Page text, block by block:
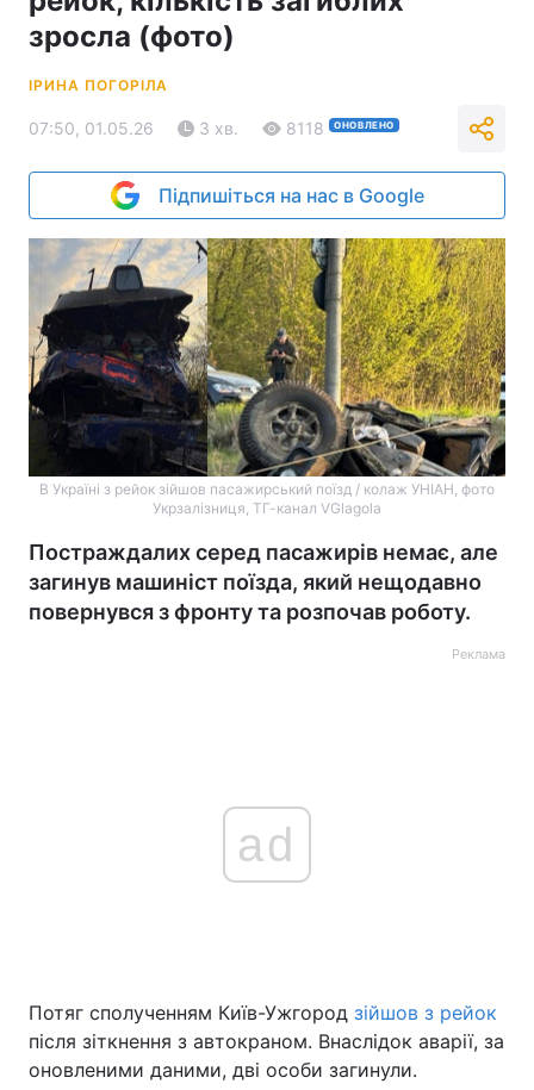
зросла (фото)
ІРИНА ПОГОРІЛА
07:50, 01.05.26 3 хв. 8118 ОНОВЛЕНО
Підпишіться на нас в Google
В Україні з рейок зійшов пасажирський поїзд / колаж УНІАН, фото
Укрзалізниця, ТГ-канал VGlagola
Постраждалих серед пасажирів немає, але
загинув машиніст поїзда, який нещодавно
повернувся з фронту та розпочав роботу.
Реклама
ad
Потяг сполученням Київ-Ужгород зійшов з рейок
після зіткнення з автокраном. Внаслідок аварії, за
оновленими даними, дві особи загинули.